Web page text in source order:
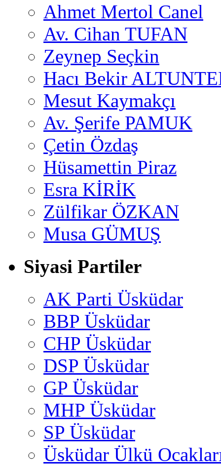
Ahmet Mertol Canel
Av. Cihan TUFAN
Zeynep Seçkin
Hacı Bekir
Mesut Kaymakçı
Av. Şerife PAMUK
Çetin Özdaş
Hüsamettin Piraz
Esra KİRİK
Zülfikar ÖZKAN
Musa GÜMUŞ
Siyasi Partiler
AK Parti Üsküdar
BBP Üsküdar
CHP Üsküdar
DSP Üsküdar
GP Üsküdar
MHP Üsküdar
SP Üsküdar
Üsküdar Ülkü